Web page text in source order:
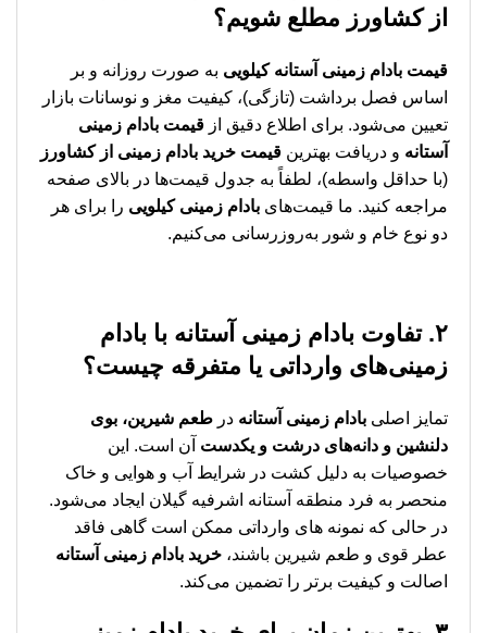
از کشاورز مطلع شویم؟
قیمت بادام زمینی آستانه کیلویی به صورت روزانه و بر
اساس فصل برداشت (تازگی)، کیفیت مغز و نوسانات بازار
تعیین می‌شود. برای اطلاع دقیق از قیمت بادام زمینی
آستانه و دریافت بهترین قیمت خرید بادام زمینی از کشاورز
(با حداقل واسطه)، لطفاً به جدول قیمت‌ها در بالای صفحه
مراجعه کنید. ما قیمت‌های بادام زمینی کیلویی را برای هر
دو نوع خام و شور به‌روزرسانی می‌کنیم.
۲. تفاوت بادام زمینی آستانه با بادام
زمینی‌های وارداتی یا متفرقه چیست؟
تمایز اصلی بادام زمینی آستانه در طعم شیرین، بوی
دلنشین و دانه‌های درشت و یکدست آن است. این
خصوصیات به دلیل کشت در شرایط آب و هوایی و خاک
منحصر به فرد منطقه آستانه اشرفیه گیلان ایجاد می‌شود.
در حالی که نمونه‌ های وارداتی ممکن است گاهی فاقد
عطر قوی و طعم شیرین باشند، خرید بادام زمینی آستانه
اصالت و کیفیت برتر را تضمین می‌کند.